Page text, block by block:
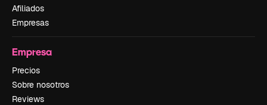
Afiliados
Empresas
Empresa
Precios
Sobre nosotros
Reviews